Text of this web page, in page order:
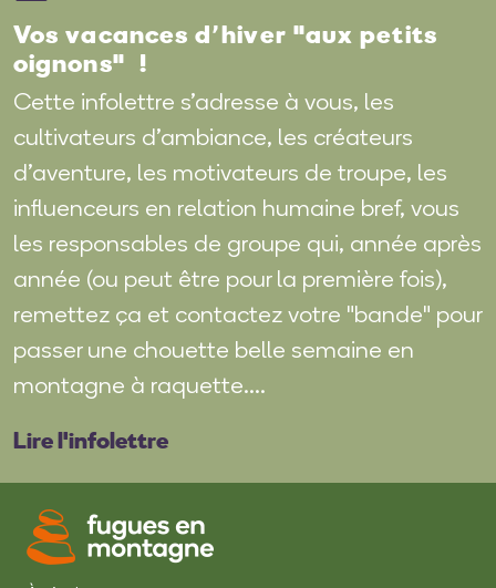
Vos vacances d’hiver "aux petits
oignons" !
Cette infolettre s’adresse à vous, les
cultivateurs d’ambiance, les créateurs
d’aventure, les motivateurs de troupe, les
influenceurs en relation humaine bref, vous
les responsables de groupe qui, année après
année (ou peut être pour la première fois),
remettez ça et contactez votre "bande" pour
passer une chouette belle semaine en
montagne à raquette....
Lire l'infolettre